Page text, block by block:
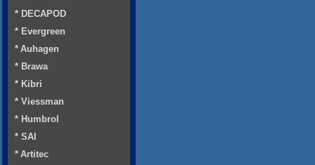
* DECAPOD
* Evergreen
* Auhagen
* Brawa
* Kibri
* Viessman
* Humbrol
* SAI
* Artitec